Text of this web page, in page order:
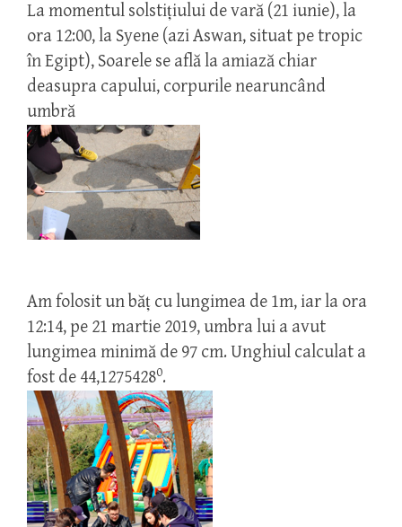
La momentul solstițiului de vară (21 iunie), la
ora 12:00, la Syene (azi Aswan, situat pe tropic
în Egipt), Soarele se află la amiază chiar
deasupra capului, corpurile nearuncând
umbră
Am folosit un băț cu lungimea de 1m, iar la ora
12:14, pe 21 martie 2019, umbra lui a avut
lungimea minimă de 97 cm. Unghiul calculat a
fost de 44,12754280.